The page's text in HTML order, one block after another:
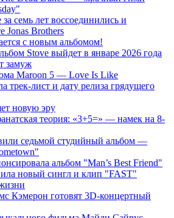
семь лет воссоединились и
Jonas Brothers
с новым альбомом!
Stove выйдет в январе 2026 года
замуж
Maroon 5 — Love Is Like
трек-лист и дату релиза грядущего
новую эру
теория: «3+5=» — намек на 8-
седьмой студийный альбом —
альбом "Man’s Best Friend"
новый сингл и клип "FAST"
Кэмерон готовят 3D-концертный